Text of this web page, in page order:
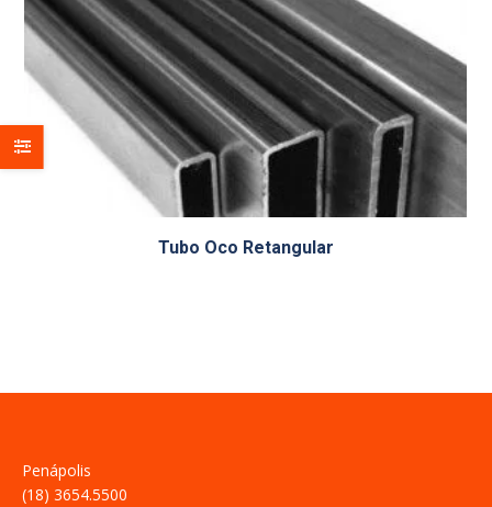
Tubo Oco Retangular
Penápolis
(18) 3654.5500